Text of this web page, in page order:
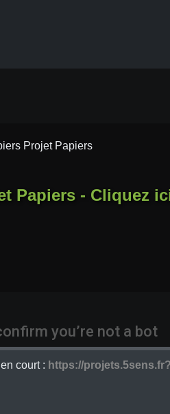
Papiers - Cliquez
court : https://